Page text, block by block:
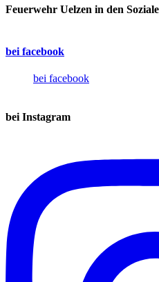
Feuerwehr Uelzen in den
bei facebook
bei facebook
bei Instagram